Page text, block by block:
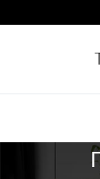
за достава